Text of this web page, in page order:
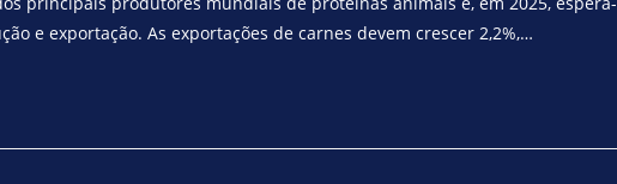
e exportação. As exportações de carnes devem crescer 2,2%,…